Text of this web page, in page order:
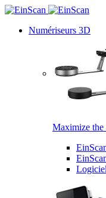
Numériseurs 3D
Maximize the